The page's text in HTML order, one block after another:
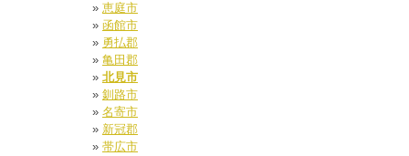
恵庭市
函館市
勇払郡
亀田郡
北見市
釧路市
名寄市
新冠郡
帯広市